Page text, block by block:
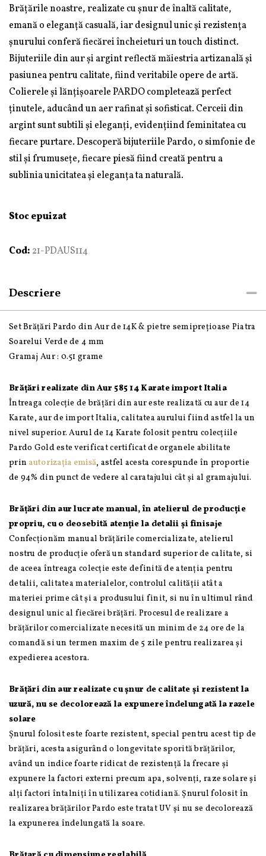
Brățările noastre, realizate cu șnur de înaltă calitate,
emană o eleganță casuală, iar designul unic și rezistența
șnurului conferă fiecărei încheieturi un touch distinct.
Bijuteriile din aur și argint reflectă măiestria artizanală și
pasiunea pentru calitate, fiind veritabile opere de artă.
Colierele și lănțișoarele PARDO completează perfect
ținutele, aducând un aer rafinat și sofisticat. Cerceii din
argint sunt subtili și eleganți, evidențiind feminitatea cu
fiecare purtare. Descoperă bijuteriile Pardo, o simfonie de
stil și frumusețe, fiecare piesă fiind creată pentru a
sublinia unicitatea și eleganța ta naturală.
Stoc epuizat
Cod: 21-PDAUS114
Descriere
Set Brățări Pardo din Aur de 14K & pietre semiprețioase Piatra
Soarelui Verde de 4 mm
Gramaj Aur : 0.51 grame
Brățări realizate din Aur 585 14 Karate import Italia
Întreaga colecție de brățări din aur este realizată cu aur de 14
Karate, aur de import Italia, calitatea aurului fiind astfel la un
nivel superior. Aurul de 14 Karate folosit pentru colecțiile
Pardo Gold este verificat certificat de organele abilitate
prin autorizația emisă, astfel acesta corespunde în proportie
de 94% din punct de vedere al caratajului cât și al gramajului.
Brățări din aur lucrate manual, în atelierul de producție
propriu, cu o deosebită atenție la detalii și finisaje
Confecționăm manual brățările comercializate, atelierul
nostru de producție oferă un standard superior de calitate, si
de aceea întreaga colecție este definită de atenția pentru
detalii, calitatea materialelor, controlul calității atât a
materiei prime cât și a produsului finit, si nu în ultimul rând
designul unic al fiecărei brățări. Procesul de realizare a
brățărilor comercializate necesită un minim de 24 ore de la
comandă si un termen maxim de 5 zile pentru realizarea și
expedierea acestora.
Brățări din aur realizate cu șnur de calitate și rezistent la
uzură, nu se decolorează la expunere îndelungată la razele
solare
Șnurul folosit este foarte rezistent, special pentru acest tip de
brățări, acesta asigurând o longevitate sporită brățărilor,
având un indice foarte ridicat de rezistență la frecare și
expunere la factori externi precum apa, solvenți, raze solare și
alți factori întalniți în utilizarea cotidiană. Șnurul folosit în
realizarea brățărilor Pardo este tratat UV și nu se decolorează
la expunerea îndelungată la soare.